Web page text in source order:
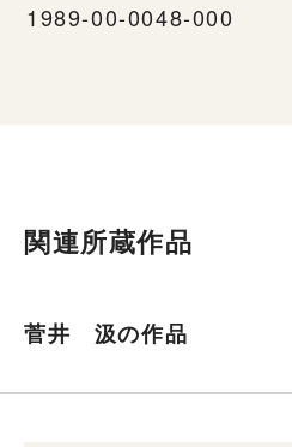
1989-00-0048-000
関連所蔵作品
菅井 汲の作品